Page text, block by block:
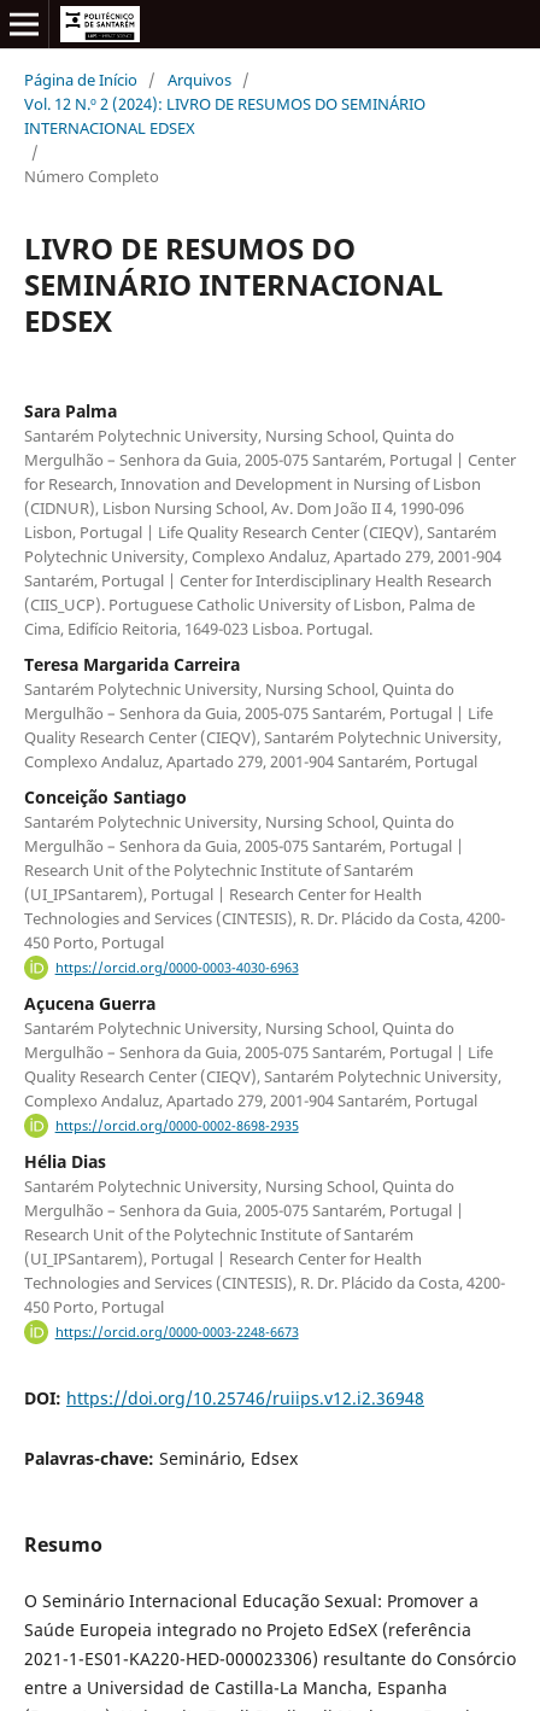
Página de Início / Arquivos /
Vol. 12 N.º 2 (2024): LIVRO DE RESUMOS DO SEMINÁRIO
INTERNACIONAL EDSEX
/
Número Completo
LIVRO DE RESUMOS DO
SEMINÁRIO INTERNACIONAL
EDSEX
Sara Palma
Santarém Polytechnic University, Nursing School, Quinta do
Mergulhão – Senhora da Guia, 2005-075 Santarém, Portugal | Center
for Research, Innovation and Development in Nursing of Lisbon
(CIDNUR), Lisbon Nursing School, Av. Dom João II 4, 1990-096
Lisbon, Portugal | Life Quality Research Center (CIEQV), Santarém
Polytechnic University, Complexo Andaluz, Apartado 279, 2001-904
Santarém, Portugal | Center for Interdisciplinary Health Research
(CIIS_UCP). Portuguese Catholic University of Lisbon, Palma de
Cima, Edifício Reitoria, 1649-023 Lisboa. Portugal.
Teresa Margarida Carreira
Santarém Polytechnic University, Nursing School, Quinta do
Mergulhão – Senhora da Guia, 2005-075 Santarém, Portugal | Life
Quality Research Center (CIEQV), Santarém Polytechnic University,
Complexo Andaluz, Apartado 279, 2001-904 Santarém, Portugal
Conceição Santiago
Santarém Polytechnic University, Nursing School, Quinta do
Mergulhão – Senhora da Guia, 2005-075 Santarém, Portugal |
Research Unit of the Polytechnic Institute of Santarém
(UI_IPSantarem), Portugal | Research Center for Health
Technologies and Services (CINTESIS), R. Dr. Plácido da Costa, 4200-
450 Porto, Portugal
https://orcid.org/0000-0003-4030-6963
Açucena Guerra
Santarém Polytechnic University, Nursing School, Quinta do
Mergulhão – Senhora da Guia, 2005-075 Santarém, Portugal | Life
Quality Research Center (CIEQV), Santarém Polytechnic University,
Complexo Andaluz, Apartado 279, 2001-904 Santarém, Portugal
https://orcid.org/0000-0002-8698-2935
Hélia Dias
Santarém Polytechnic University, Nursing School, Quinta do
Mergulhão – Senhora da Guia, 2005-075 Santarém, Portugal |
Research Unit of the Polytechnic Institute of Santarém
(UI_IPSantarem), Portugal | Research Center for Health
Technologies and Services (CINTESIS), R. Dr. Plácido da Costa, 4200-
450 Porto, Portugal
https://orcid.org/0000-0003-2248-6673
DOI: https://doi.org/10.25746/ruiips.v12.i2.36948
Palavras-chave: Seminário, Edsex
Resumo
O Seminário Internacional Educação Sexual: Promover a
Saúde Europeia integrado no Projeto EdSeX (referência
2021-1-ES01-KA220-HED-000023306) resultante do Consórcio
entre a Universidad de Castilla-La Mancha, Espanha